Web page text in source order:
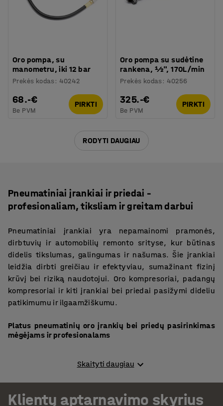
Oro pompa, su
manometru, iki 12 bar
Prekės kodas : 40242
68.-€
Be PVM
PIRKTI
Oro pompa su sudėtine
rankena, ½", 170L/min
Prekės kodas : 40256
325.-€
Be PVM
PIRKTI
RODYTI DAUGIAU
Pneumatiniai įrankiai ir priedai –
profesionaliam, tiksliam ir greitam darbui
Pneumatiniai įrankiai yra nepamainomi pramonės,
dirbtuvių ir automobilių remonto srityse, kur būtinas
didelis tikslumas, galingumas ir našumas. Šie įrankiai
leidžia dirbti greičiau ir efektyviau, sumažinant fizinį
krūvį bei riziką naudotojui. Oro kompresoriai, padangų
kompresoriai ir kiti įrankiai bei priedai pasižymi dideliu
patikimumu ir ilgaamžiškumu.
Platus pneumatinių oro įrankių bei priedų pasirinkimas
mėgėjams ir profesionalams
įrankių bei jų priedų, skirtų tiek lengviems, tiek
sudėtingesniems darbams atlikti. Pneumatiniai įrankiai,
kompresoriai, oro pompos, oro žarnos, antgaliai bei
Skaityti daugiau
Klientų aptarnavimo skyrius